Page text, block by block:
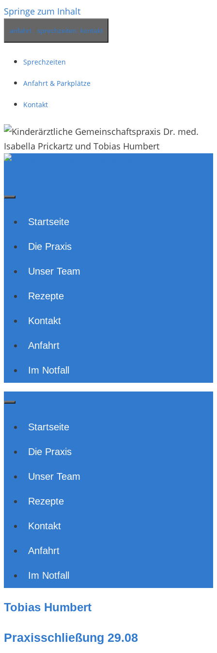
Springe zum Inhalt
anfahrt . sprechzeiten. kontakt
Sprechzeiten
Anfahrt & Parkplätze
Kontakt
Startseite
Die Praxis
Unser Team
Rezepte
Kontakt
Anfahrt
Im Notfall
Startseite
Die Praxis
Unser Team
Rezepte
Kontakt
Anfahrt
Im Notfall
Tobias Humbert
Praxisschließung 29.08